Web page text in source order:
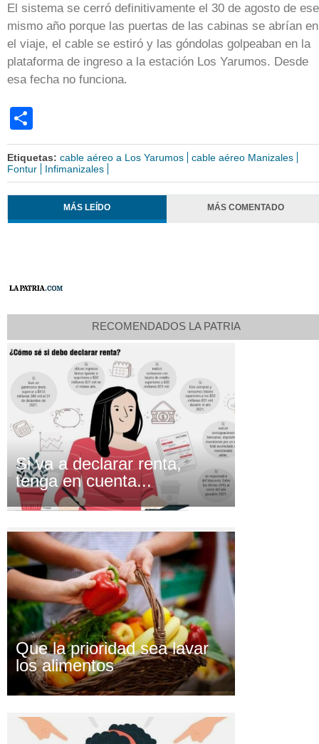
El sistema se cerró definitivamente el 30 de agosto de ese
mismo año porque las puertas de las cabinas se abrían en
el viaje, el cable se estiró y las góndolas golpeaban en la
plataforma de ingreso a la estación Los Yarumos. Desde
esa fecha no funciona.
Etiquetas: cable aéreo a Los Yarumos
cable aéreo Manizales
Fontur
Infimanizales
MÁS LEÍDO MÁS COMENTADO
RECOMENDADOS LA PATRIA
Si va a declarar renta,
tenga en cuenta...
Que la prioridad sea lavar
los alimentos